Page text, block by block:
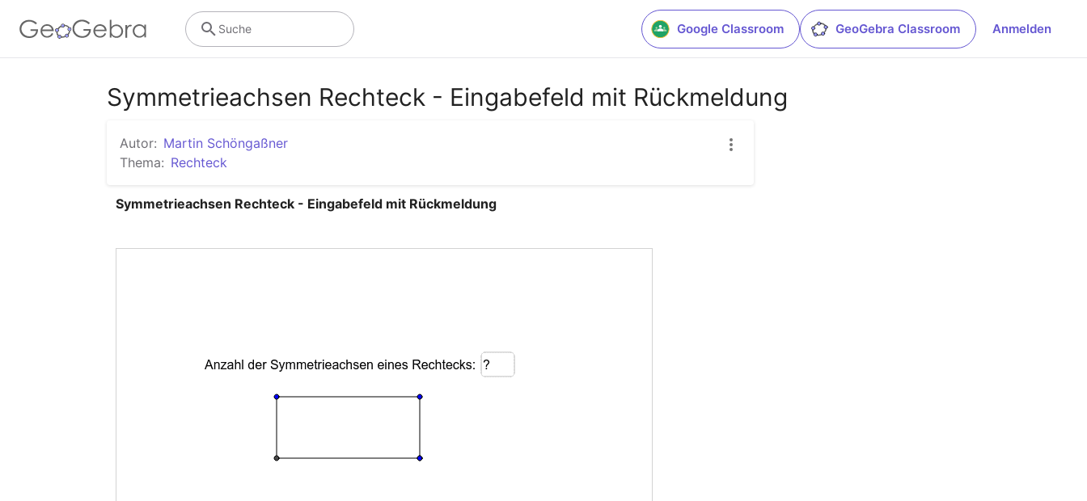
Google Classroom GeoGebra Classroom Anmelden
Suche
Symmetrieachsen Rechteck - Eingabefeld mit Rückmeldung
Autor: Martin Schöngaßner
Thema: Rechteck
Symmetrieachsen Rechteck - Eingabefeld mit Rückmeldung